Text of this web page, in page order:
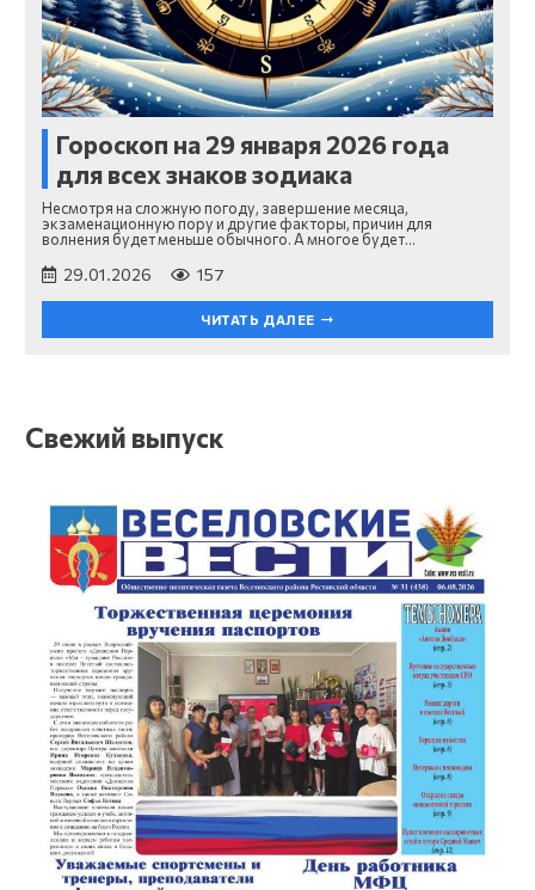
Гороскоп на 29 января 2026 года
для всех знаков зодиака
Несмотря на сложную погоду, завершение месяца,
экзаменационную пору и другие факторы, причин для
волнения будет меньше обычного. А многое будет…
29.01.2026 157
ЧИТАТЬ ДАЛЕЕ
Свежий выпуск